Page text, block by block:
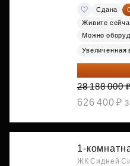
Сдана
Живите
Можно
Увеличенная
22 550
28 188 000
626 400 ₽
1-
ЖК Сидней